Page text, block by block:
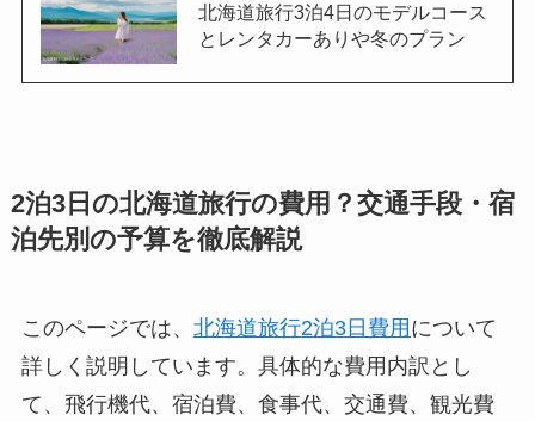
北海道旅行3泊4日のモデルコース
とレンタカーありや冬のプラン
2泊3日の北海道旅行の費用？交通手段・宿
泊先別の予算を徹底解説
このページでは、 北海道旅行2泊3日費用 について
詳しく説明しています。具体的な費用内訳とし
て、飛行機代、宿泊費、食事代、交通費、観光費